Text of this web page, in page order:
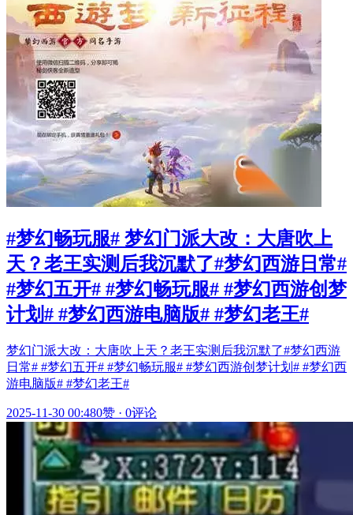
#梦幻畅玩服# 梦幻门派大改：大唐吹上
天？老王实测后我沉默了#梦幻西游日常#
#梦幻五开# #梦幻畅玩服# #梦幻西游创梦
计划# #梦幻西游电脑版# #梦幻老王#
梦幻门派大改：大唐吹上天？老王实测后我沉默了#梦幻西游
日常# #梦幻五开# #梦幻畅玩服# #梦幻西游创梦计划# #梦幻西
游电脑版# #梦幻老王#
2025-11-30 00:480赞 · 0评论